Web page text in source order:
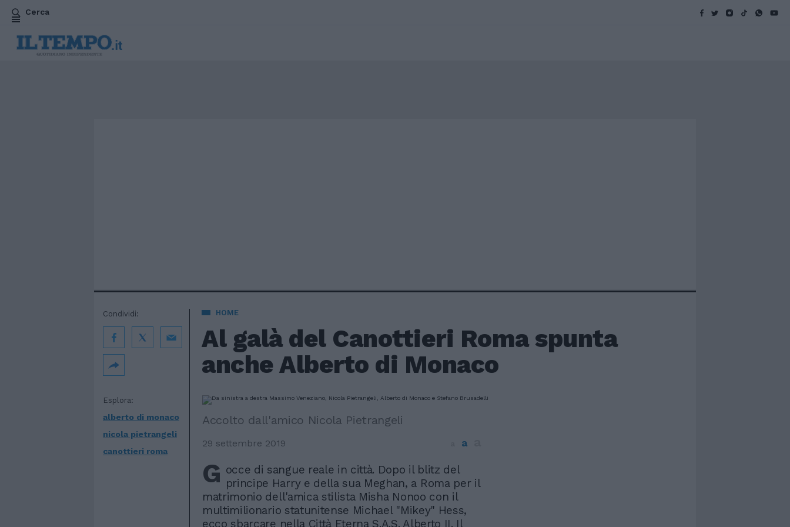
Cerca
HOME
Al galà del Canottieri Roma spunta
anche Alberto di Monaco
Esplora:
alberto di monaco
nicola pietrangeli
canottieri roma
Condividi:
Accolto dall'amico Nicola Pietrangeli
29 settembre 2019 a
G occe di sangue reale in città. Dopo il blitz del
principe Harry e della sua Meghan, a Roma per il
matrimonio dell'amica stilista Misha Nonoo con il
multimilionario statunitense Michael "Mikey" Hess,
ecco sbarcare nella Città Eterna S.A.S. Alberto II. Il